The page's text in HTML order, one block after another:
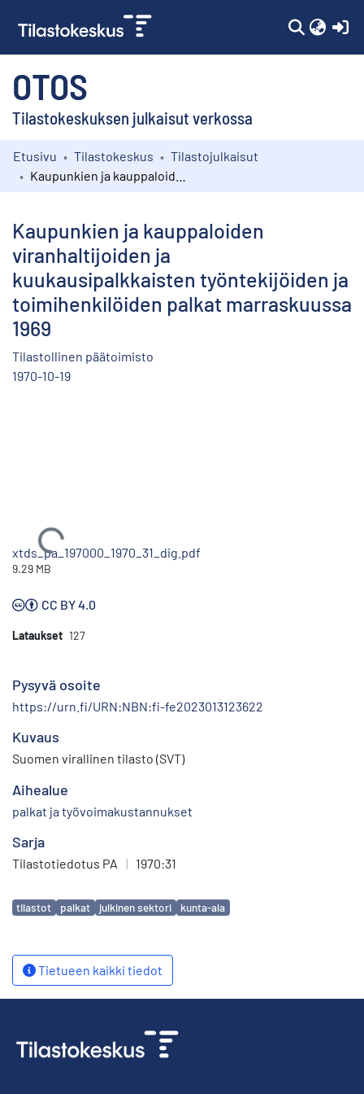
OTOS
Tilastokeskuksen julkaisut verkossa
Kokoelmat
Etusivu Tilastokeskus
Tilastojulkaisut
Kaupunkien ja kauppaloiden
viranhaltijoiden ja
kuukausipalkkaisten työntekijöiden ja
toimihenkilöiden palkat marraskuussa
1969
Tilastollinen päätoimisto
1970-10-19
Ladataan...
xtds_pa_197000_1970_31_dig.pdf
9.29 MB
CC BY 4.0
Lataukset 127
Pysyvä osoite
https://urn.fi/URN:NBN:fi-fe2023013123622
Kuvaus
Suomen virallinen tilasto (SVT)
Aihealue
palkat ja työvoimakustannukset
Sarja
Tilastotiedotus PA | 1970:31
Avainsanat
tilastot palkat julkinen sektori kunta-ala
Tietueen kaikki tiedot